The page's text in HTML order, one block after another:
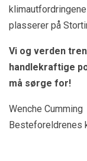
plasserer på
Vi og verden
handlekraftige
må sørge for!
Wenche Cumming
Besteforeldrenes